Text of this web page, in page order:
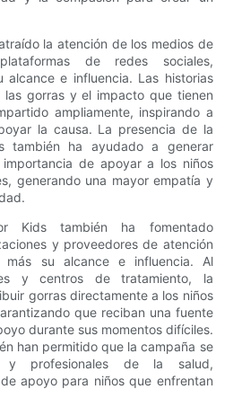
la atención de los medios de
de redes sociales,
alcance e influencia. Las historias
gorras y el impacto que tienen
ampliamente, inspirando a
la causa. La presencia de la
también ha ayudado a generar
de apoyar a los niños
generando una mayor empatía y
Kids también ha fomentado
y proveedores de atención
más su alcance e influencia. Al
y centros de tratamiento, la
gorras directamente a los niños
que reciban una fuente
durante sus momentos difíciles.
han permitido que la campaña se
y profesionales de la salud,
apoyo para niños que enfrentan